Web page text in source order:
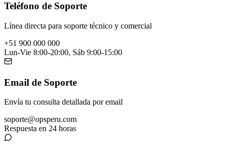
Teléfono de Soporte
Línea directa para soporte técnico y comercial
+51 900 000 000
Lun-Vie 8:00-20:00, Sáb 9:00-15:00
Email de Soporte
Envía tu consulta detallada por email
soporte@opsperu.com
Respuesta en 24 horas